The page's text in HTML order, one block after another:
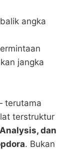
angka
jangka
terutama
terstruktur
dan
. Bukan